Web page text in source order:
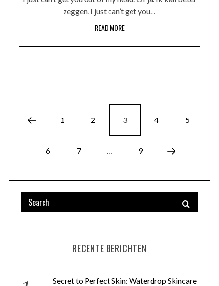
zeggen. I just can’t get you…
READ MORE
1 2 3 4 5
6 7 … 9
RECENTE BERICHTEN
Secret to Perfect Skin: Waterdrop Skincare